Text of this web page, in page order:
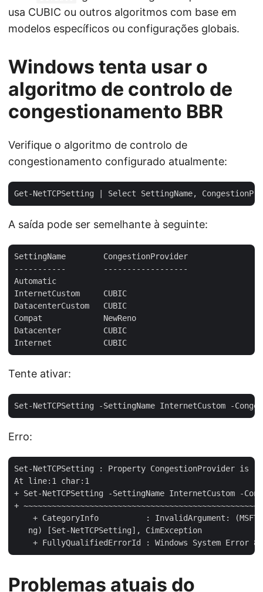
usa CUBIC ou outros algoritmos com base em
modelos específicos ou configurações globais.
Windows tenta usar o
algoritmo de controlo de
congestionamento BBR
Verifique o algoritmo de controlo de
congestionamento configurado atualmente:
A saída pode ser semelhante à seguinte:
SettingName        CongestionProvider
-----------        ------------------
Automatic
InternetCustom     CUBIC
DatacenterCustom   CUBIC
Compat             NewReno
Datacenter         CUBIC
Tente ativar:
Erro:
Set-NetTCPSetting : Property CongestionProvider is
At line:1 char:1
+ Set-NetTCPSetting -SettingName InternetCustom -
+
+ CategoryInfo          : InvalidArgument:
   ng) [Set-NetTCPSetting], CimException
Problemas atuais do